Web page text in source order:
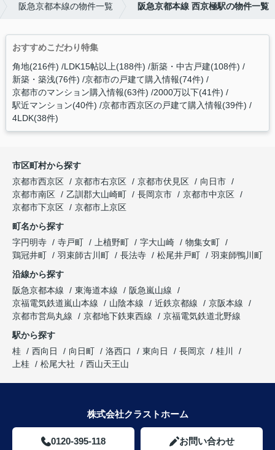
阪急京都本線の物件一覧 阪急京都本線 西京極駅の物件一覧
おすすめこだわり特集
角地(216件) LDK15帖以上(188件) 新築・中古戸建(108件)
新築・築浅(76件) 京都市の戸建て購入情報(74件)
京都市のマンション購入情報(63件) 2000万以下(41件)
駅近マンション(40件) 京都市西京区の戸建て購入情報(39件)
4LDK(38件)
市区町村から探す
京都市西京区
京都市右京区 京都市伏見区
向日市
京都市南区
乙訓郡大山崎町 長岡京市
京都市中京区
京都市下京区
京都市上京区
町名から探す
字円明寺
寺戸町 上植野町 字大山崎
物集女町
鶏冠井町
羽束師古川町 長法寺 松尾井戸町
羽束師鴨川町
沿線から探す
阪急京都本線
東海道本線
阪急嵐山線
京福電気鉄道嵐山本線
山陰本線 近鉄京都線
京阪本線
京都市営烏丸線
京都地下鉄東西線
京福電気鉄道北野線
駅から探す
桂
西向日 向日町 洛西口 東向日 長岡京
桂川
上桂
松尾大社 西山天王山
株式会社クラストホーム
0120-395-118 お問い合わせ